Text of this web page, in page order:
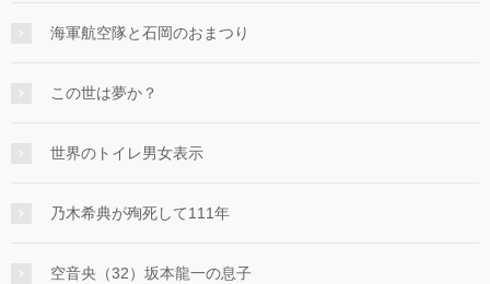
海軍航空隊と石岡のおまつり
この世は夢か？
世界のトイレ男女表示
乃木希典が殉死して111年
空音央（32）坂本龍一の息子